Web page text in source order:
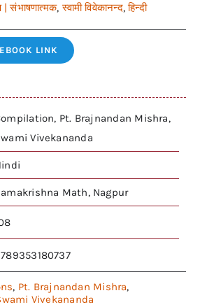
संभाषणात्मक,स्वामी विवेकानन्द,हिन्दी
LINK
Pt. Brajnandan Mishra,
Vivekananda
Math, Nagpur
, Pt. Brajnandan Mishra,
Vivekananda